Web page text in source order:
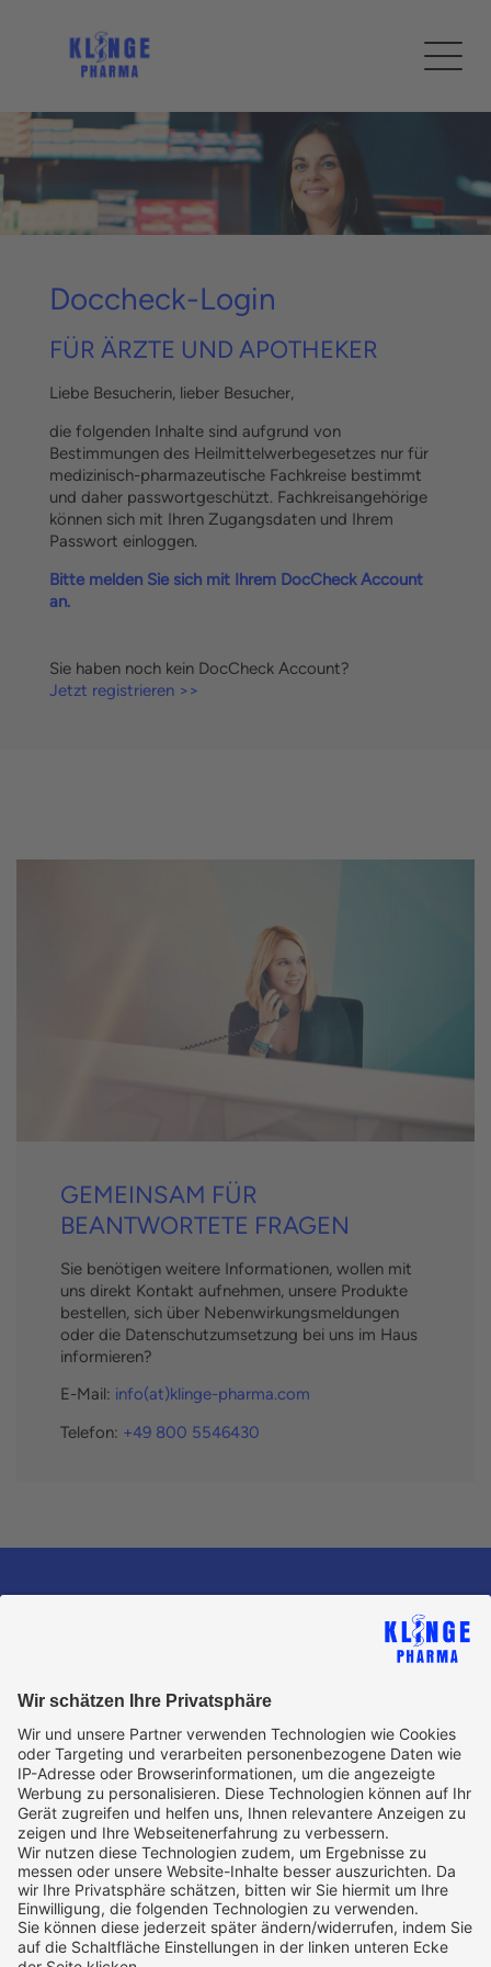
Doccheck-Login
FÜR ÄRZTE UND APOTHEKER
Liebe Besucherin, lieber Besucher,
die folgenden Inhalte sind aufgrund von
Bestimmungen des Heilmittelwerbegesetzes nur für
medizinisch-pharmazeutische Fachkreise bestimmt
und daher passwortgeschützt. Fachkreisangehörige
können sich mit Ihren Zugangsdaten und Ihrem
Passwort einloggen.
Bitte melden Sie sich mit Ihrem DocCheck Account
an.
Sie haben noch kein DocCheck Account?
Jetzt registrieren >>
GEMEINSAM FÜR
BEANTWORTETE FRAGEN
Sie benötigen weitere Informationen, wollen mit
uns direkt Kontakt aufnehmen, unsere Produkte
bestellen, sich über Nebenwirkungsmeldungen
oder die Datenschutzumsetzung bei uns im Haus
informieren?
E-Mail: info(at)klinge-pharma.com
Telefon: +49 800 5546430